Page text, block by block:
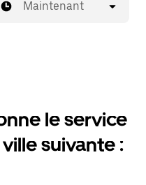
Maintenant
le service
suivante :